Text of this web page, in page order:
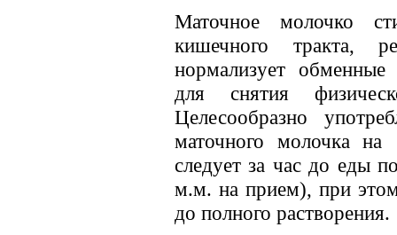
Маточное молочко
кишечного тракта,
нормализует обменные
для снятия
Целесообразно
маточного молочка
следует за час до еды
м.м. на прием), при
до полного растворения.